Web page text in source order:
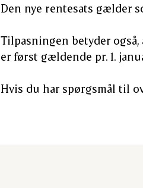
Den nye rentesats gælder
Tilpasningen betyder
er først gældende pr. 1.
Hvis du har spørgsmål til